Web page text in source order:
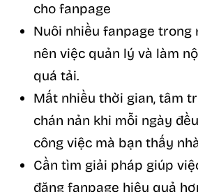
cho fanpage
Nuôi nhiều fanpage trong
nên việc quản lý và làm
quá tải.
Mất nhiều thời gian, tâm
chán nản khi mỗi ngày
công việc mà bạn thấy
Cần tìm giải pháp giúp
đăng fanpage hiệu quả